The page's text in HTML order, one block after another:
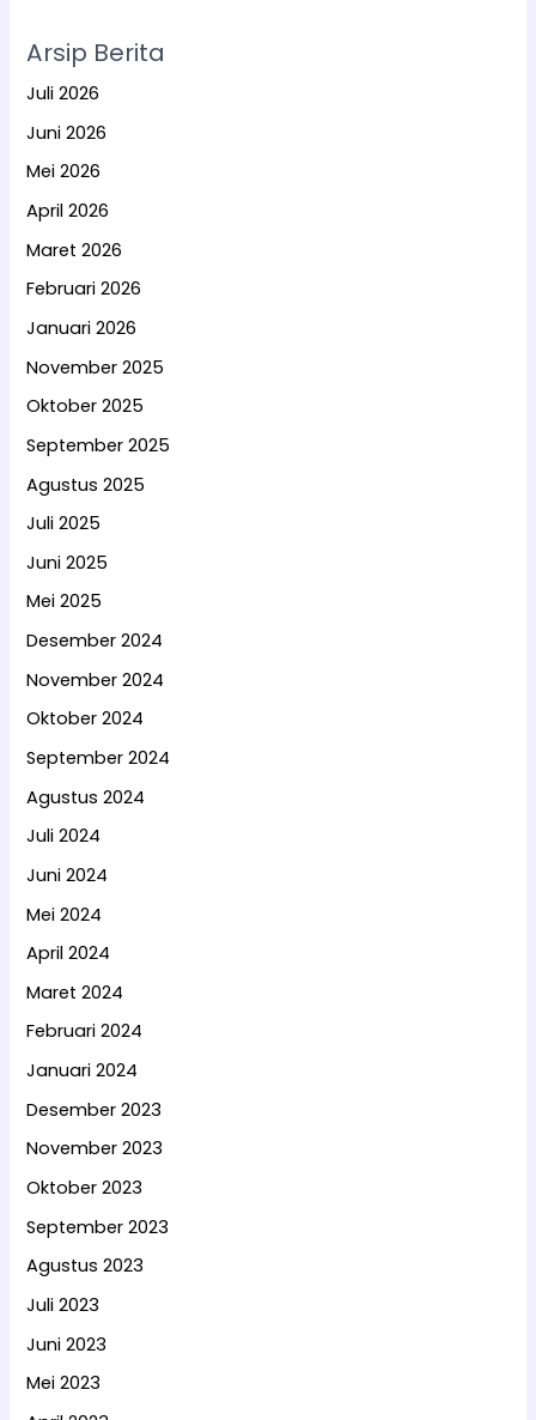
Arsip Berita
Juli 2026
Juni 2026
Mei 2026
April 2026
Maret 2026
Februari 2026
Januari 2026
November 2025
Oktober 2025
September 2025
Agustus 2025
Juli 2025
Juni 2025
Mei 2025
Desember 2024
November 2024
Oktober 2024
September 2024
Agustus 2024
Juli 2024
Juni 2024
Mei 2024
April 2024
Maret 2024
Februari 2024
Januari 2024
Desember 2023
November 2023
Oktober 2023
September 2023
Agustus 2023
Juli 2023
Juni 2023
Mei 2023